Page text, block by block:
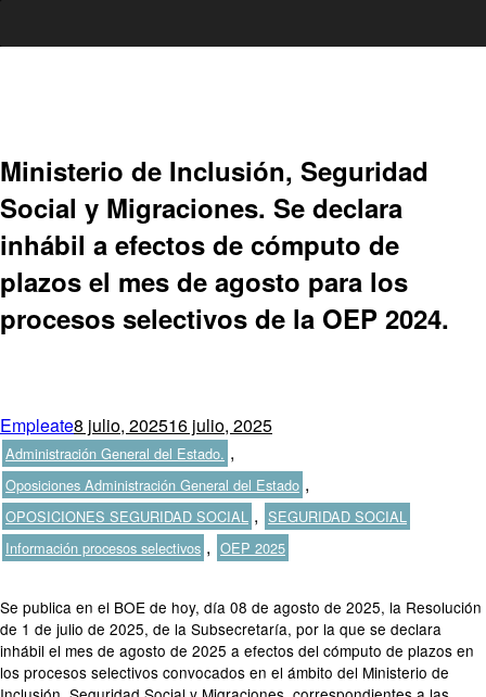
contenido
Ministerio de Inclusión, Seguridad
Social y Migraciones. Se declara
inhábil a efectos de cómputo de
plazos el mes de agosto para los
procesos selectivos de la OEP 2024.
Autor
EmpleatePublicado
el
8 julio, 202516 julio, 2025Categorías
Administración General del Estado. ,
Oposiciones Administración General del Estado ,
OPOSICIONES SEGURIDAD SOCIAL , SEGURIDAD SOCIAL
Información procesos selectivos , OEP 2025
Se publica en el BOE de hoy, día 08 de agosto de 2025, la Resolución
de 1 de julio de 2025, de la Subsecretaría, por la que se declara
inhábil el mes de agosto de 2025 a efectos del cómputo de plazos en
los procesos selectivos convocados en el ámbito del Ministerio de